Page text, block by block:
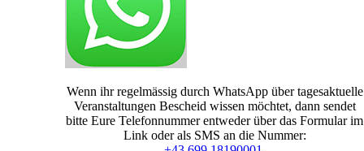
Wenn ihr regelmässig durch WhatsApp über tagesaktuelle
Veranstaltungen Bescheid wissen möchtet, dann sendet
bitte Eure Telefonnummer entweder über das Formular im
Link oder als SMS an die Nummer: